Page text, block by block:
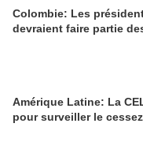
Colombie: Les
devraient faire partie
Amérique Latine: La
pour surveiller le